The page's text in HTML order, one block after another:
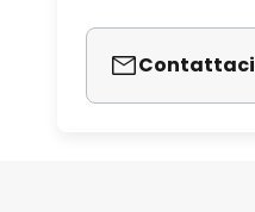
Contattaci